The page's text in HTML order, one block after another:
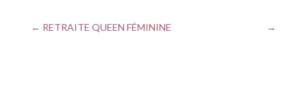
← RETRAITE QUEEN FÉMININE →